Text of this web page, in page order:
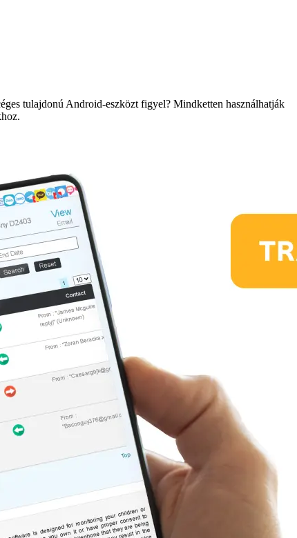
tulajdonú Android-eszközt figyel? Mindketten használhatják